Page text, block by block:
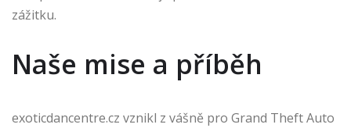
zážitku.
Naše mise a příběh
exoticdancentre.cz vznikl z vášně pro Grand Theft Auto